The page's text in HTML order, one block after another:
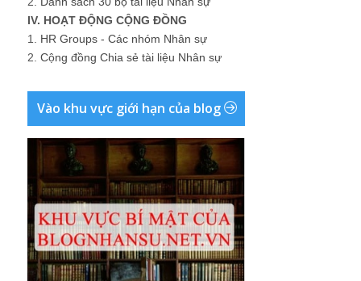
IV. HOẠT ĐỘNG CỘNG ĐỒNG
1. HR Groups - Các nhóm Nhân sự
2. Cộng đồng Chia sẻ tài liệu Nhân sự
Vào khu vực giới hạn của blog